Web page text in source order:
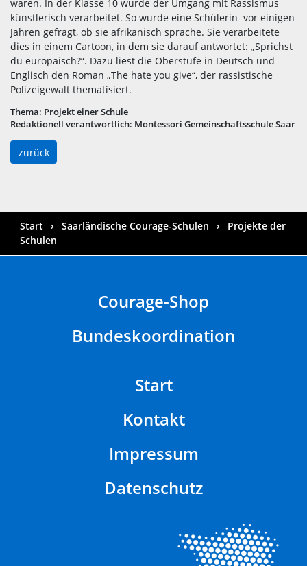
waren. In der Klasse 10 wurde der Umgang mit Rassismus
künstlerisch verarbeitet. So wurde eine Schülerin vor einigen
Jahren gefragt, ob sie afrikanisch spräche. Sie verarbeitete
dies in einem Cartoon, in dem sie darauf antwortet: „Sprichst
du europäisch?“. Dazu liest die Oberstufe in Deutsch und
Englisch den Roman „The hate you give“, der rassistische
Polizeigewalt thematisiert.
Thema: Projekt einer Schule
Redaktionell verantwortlich: Montessori Gemeinschaftsschule Saar
zurück
Start Saarländische Courage-Schulen
Projekte der
Schulen
Courage-Shop
Bundeskoordination
Start
Kontakt
Impressum
Datenschutz